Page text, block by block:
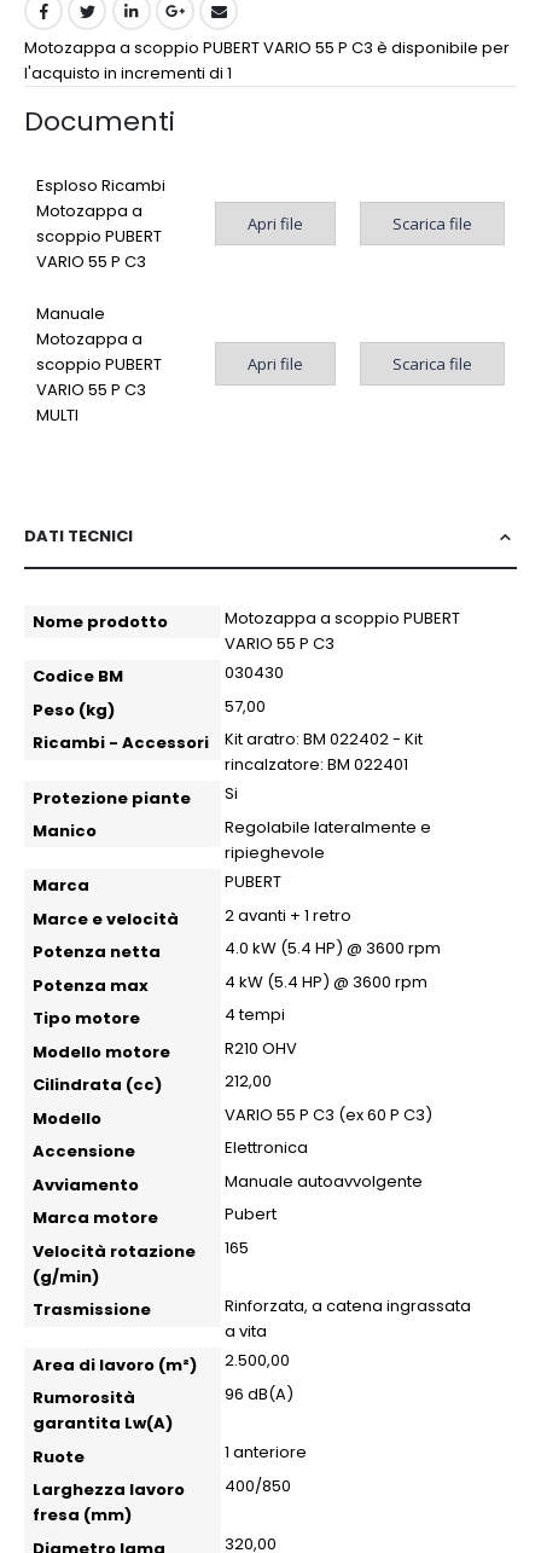
Motozappa a scoppio PUBERT VARIO 55 P C3 è disponibile per
l'acquisto in incrementi di 1
Documenti
Esploso Ricambi
Motozappa a
scoppio PUBERT
VARIO 55 P C3
Apri file Scarica file
Manuale
Motozappa a
scoppio PUBERT
VARIO 55 P C3
MULTI
Apri file Scarica file
DATI TECNICI
More
more
Nome prodotto
Motozappa a scoppio PUBERT
VARIO 55 P C3
Codice BM
030430
Peso (kg)
57,00
Ricambi - Accessori
Kit aratro: BM 022402 - Kit
rincalzatore: BM 022401
Protezione piante
Si
Manico
Regolabile lateralmente e
ripieghevole
Marca
PUBERT
Marce e velocità
2 avanti + 1 retro
Potenza netta
4.0 kW (5.4 HP) @ 3600 rpm
Potenza max
4 kW (5.4 HP) @ 3600 rpm
Tipo motore
4 tempi
Modello motore
R210 OHV
Cilindrata (cc)
212,00
Modello
VARIO 55 P C3 (ex 60 P C3)
Accensione
Elettronica
Avviamento
Manuale autoavvolgente
Marca motore
Pubert
Velocità rotazione
(g/min)
165
Trasmissione
Rinforzata, a catena ingrassata
a vita
Area di lavoro (m²)
2.500,00
Rumorosità
garantita Lw(A)
96 dB(A)
Ruote
1 anteriore
Larghezza lavoro
fresa (mm)
400/850
Diametro lama 320,00